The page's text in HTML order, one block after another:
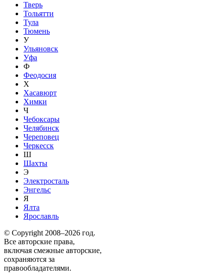
Тверь
Тольятти
Тула
Тюмень
У
Ульяновск
Уфа
Ф
Феодосия
Х
Хасавюрт
Химки
Ч
Чебоксары
Челябинск
Череповец
Черкесск
Ш
Шахты
Э
Электросталь
Энгельс
Я
Ялта
Ярославль
© Copyright 2008–2026 год.
Все авторские права,
включая смежные авторские,
сохраняются за
правообладателями.